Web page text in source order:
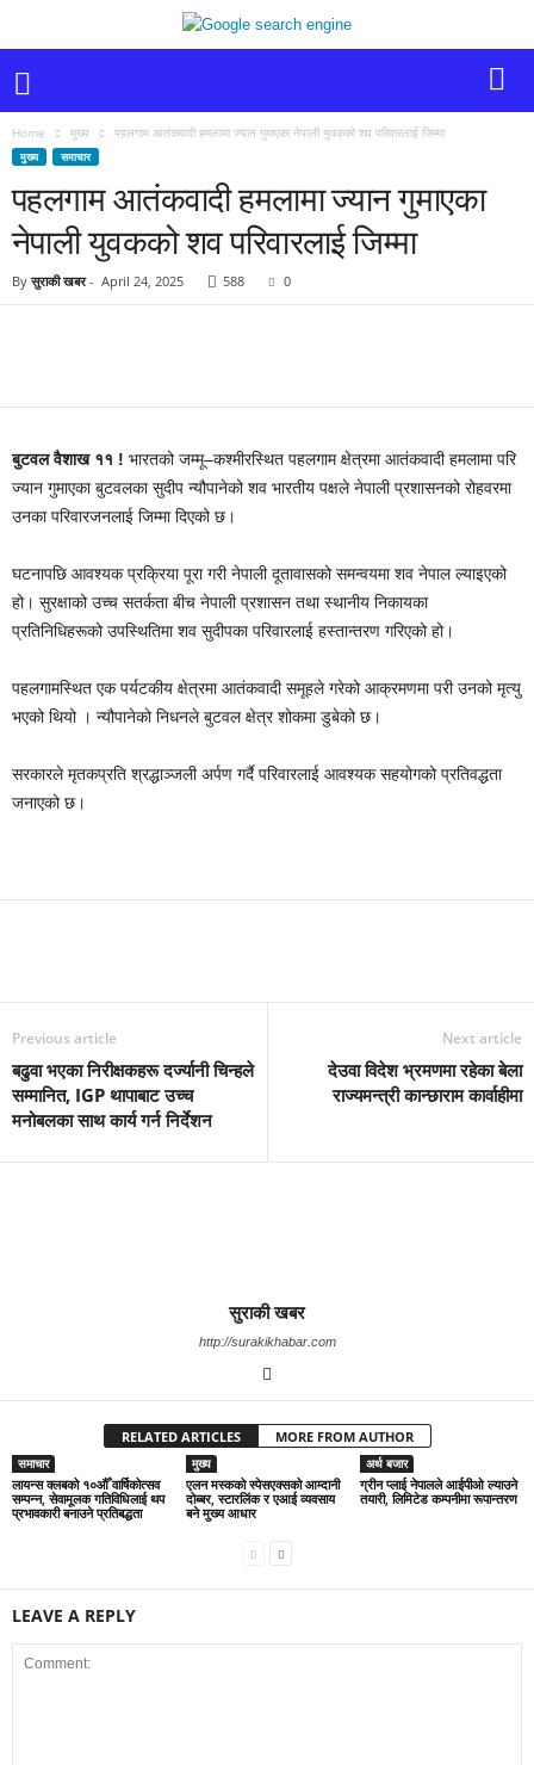
Home मुख्य पहलगाम आतंकवादी हमलामा ज्यान गुमाएका नेपाली युवकको शव परिवारलाई जिम्मा
मुख्य समाचार
पहलगाम आतंकवादी हमलामा ज्यान गुमाएका
नेपाली युवकको शव परिवारलाई जिम्मा
By सुराकी खबर- April 24, 2025 588 0
बुटवल वैशाख ११ ! भारतको जम्मू–कश्मीरस्थित पहलगाम क्षेत्रमा आतंकवादी हमलामा परि
ज्यान गुमाएका बुटवलका सुदीप न्यौपानेको शव भारतीय पक्षले नेपाली प्रशासनको रोहवरमा
उनका परिवारजनलाई जिम्मा दिएको छ।
घटनापछि आवश्यक प्रक्रिया पूरा गरी नेपाली दूतावासको समन्वयमा शव नेपाल ल्याइएको
हो। सुरक्षाको उच्च सतर्कता बीच नेपाली प्रशासन तथा स्थानीय निकायका
प्रतिनिधिहरूको उपस्थितिमा शव सुदीपका परिवारलाई हस्तान्तरण गरिएको हो।
पहलगामस्थित एक पर्यटकीय क्षेत्रमा आतंकवादी समूहले गरेको आक्रमणमा परी उनको मृत्यु
भएको थियो । न्यौपानेको निधनले बुटवल क्षेत्र शोकमा डुबेको छ।
सरकारले मृतकप्रति श्रद्धाञ्जली अर्पण गर्दै परिवारलाई आवश्यक सहयोगको प्रतिवद्धता
जनाएको छ।
Previous article
बढुवा भएका निरीक्षकहरू दर्ज्यानी चिन्हले
सम्मानित, IGP थापाबाट उच्च
मनोबलका साथ कार्य गर्न निर्देशन
Next article
देउवा विदेश भ्रमणमा रहेका बेला
राज्यमन्त्री कान्छाराम कार्वाहीमा
सुराकी खबर
http://surakikhabar.com
RELATED ARTICLES MORE FROM AUTHOR
समाचार
लायन्स क्लबको १०औँ वार्षिकोत्सव
सम्पन्न, सेवामूलक गतिविधिलाई थप
प्रभावकारी बनाउने प्रतिबद्धता
मुख्य
एलन मस्कको स्पेसएक्सको आम्दानी
दोब्बर, स्टारलिंक र एआई व्यवसाय
बने मुख्य आधार
अर्थ बजार
ग्रीन प्लाई नेपालले आईपीओ ल्याउने
तयारी, लिमिटेड कम्पनीमा रूपान्तरण
LEAVE A REPLY